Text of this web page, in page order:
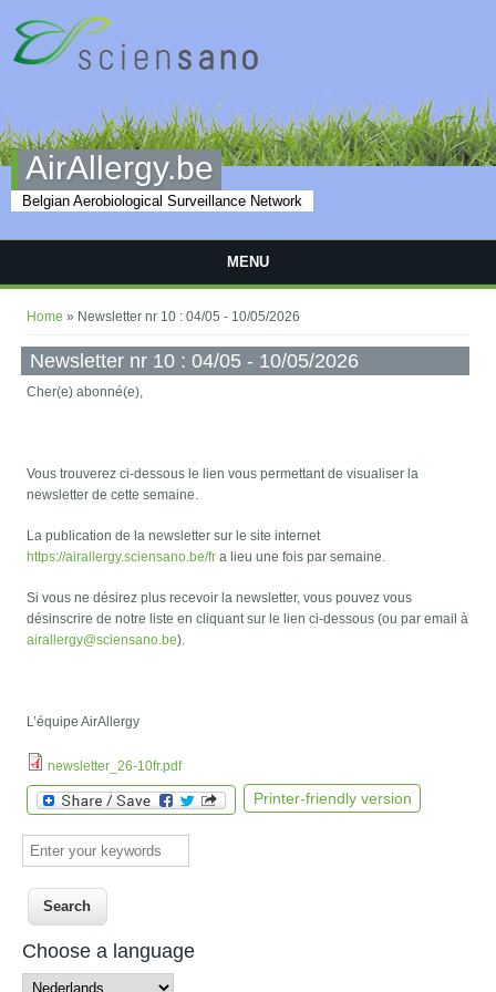
AirAllergy.be
Belgian Aerobiological Surveillance Network
MENU
You are here
Home » Newsletter nr 10 : 04/05 - 10/05/2026
Newsletter nr 10 : 04/05 - 10/05/2026
Cher(e) abonné(e),
Vous trouverez ci-dessous le lien vous permettant de visualiser la
newsletter de cette semaine.
La publication de la newsletter sur le site internet
https://airallergy.sciensano.be/fr a lieu une fois par semaine.
Si vous ne désirez plus recevoir la newsletter, vous pouvez vous
désinscrire de notre liste en cliquant sur le lien ci-dessous (ou par email à
airallergy@sciensano.be).
L’équipe AirAllergy
newsletter_26-10fr.pdf
Printer-friendly version
Enter your keywords
Choose a language